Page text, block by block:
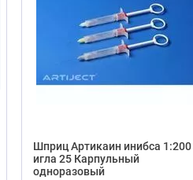
Шприц Артикаин инибса 1:200
игла 25 Карпульный
одноразовый